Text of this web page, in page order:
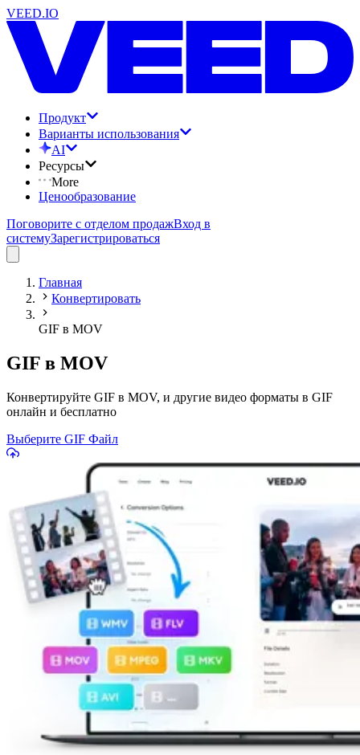
VEED.IO
Продукт
Варианты использования
AI
Ресурсы
More
Ценообразование
Поговорите с отделом продажВход в
системуЗарегистрироваться
Главная
Конвертировать
GIF в MOV
GIF в MOV
Конвертируйте GIF в MOV, и другие видео форматы в GIF
онлайн и бесплатно
Выберите GIF Файл